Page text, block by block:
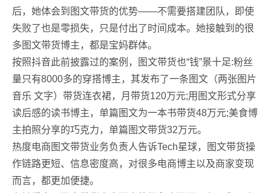
后，她体会到图文带货的优势——不需要搭建团队，即使
失败了也是零损失，只是付出了时间成本。她接触到的很
多图文带货博主，都是宝妈群体。
按照抖音此前披露过的案例，图文带货也“钱”景十足:粉丝
量只有8000多的穿搭博主，其发布了一条图文（两张图片
音乐 文字）带货连衣裙，月带货120万元;用图文形式分享
读后感的读书博主，单篇图文为一本书带货48万元;美食博
主拍照分享的巧克力，单篇图文带货32万元。
热度电商图文带货业务负责人告诉Tech星球，图文带货操
作链路更短、信息密度高，对很多电商博主以及商家变现
而言，都更加便捷。